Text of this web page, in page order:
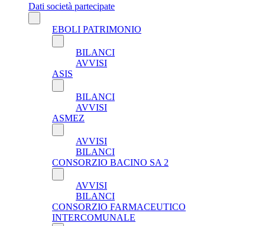
Dati società partecipate
EBOLI PATRIMONIO
BILANCI
AVVISI
ASIS
BILANCI
AVVISI
ASMEZ
AVVISI
BILANCI
CONSORZIO BACINO SA 2
AVVISI
BILANCI
CONSORZIO FARMACEUTICO
INTERCOMUNALE